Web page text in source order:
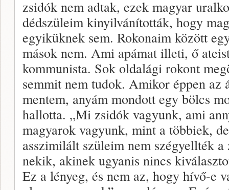
zsidók nem adtak, ezek magyar
dédszüleim kinyilvánították, hogy
egyiküknek sem. Rokonaim között
mások nem. Ami apámat illeti, ő
kommunista. Sok oldalági rokont
semmit nem tudok. Amikor éppen az
mentem, anyám mondott egy bölcs
hallotta. „Mi zsidók vagyunk, ami
magyarok vagyunk, mint a többiek,
asszimilált szüleim nem szégyellték
nekik, akinek ugyanis nincs
Ez a lényeg, és nem az, hogy hívő-e